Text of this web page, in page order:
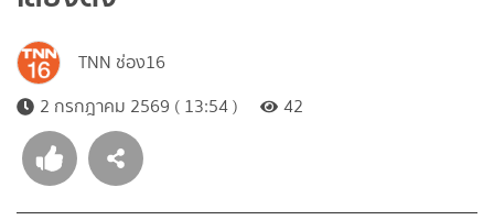
TNN ช่อง16
2 กรกฎาคม 2569 ( 13:54 )
42